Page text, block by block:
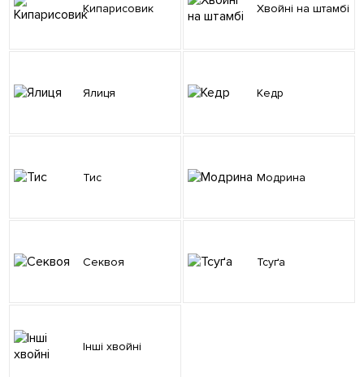
Кипарисовик Хвойні на штамбі
Ялиця Кедр
Тис Модрина
Секвоя Тсуґа
Інші хвойні